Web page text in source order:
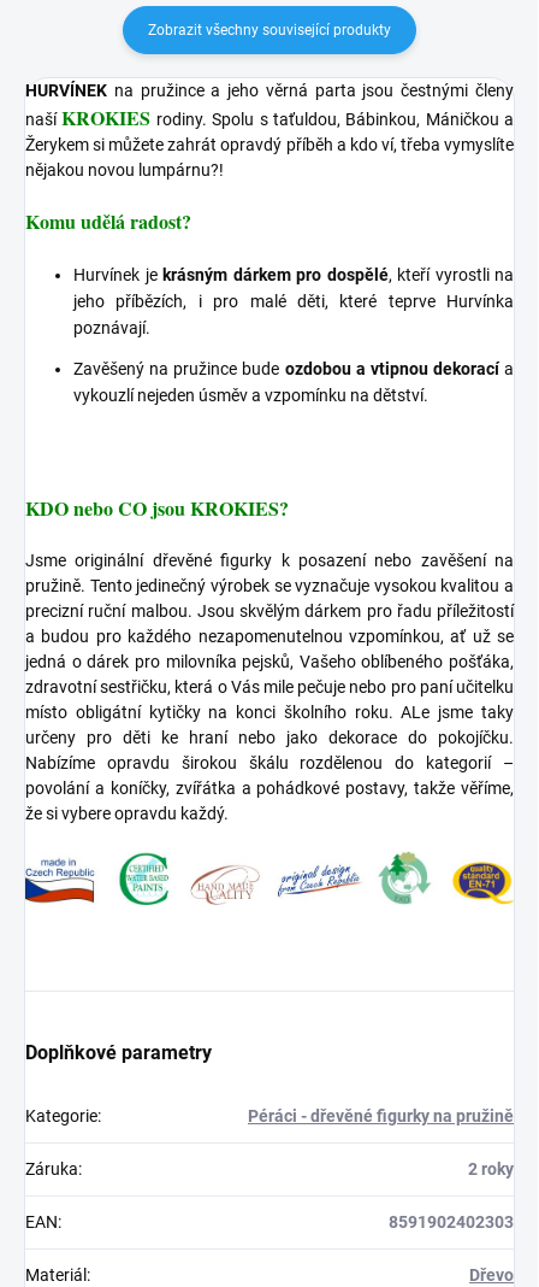
Zobrazit všechny související produkty
HURVÍNEK na pružince a jeho věrná parta jsou čestnými členy
našíKROKIES rodiny. Spolu s taťuldou, Bábinkou, Máničkou a
Žerykem si můžete zahrát opravdý příběh a kdo ví, třeba vymyslíte
nějakou novou lumpárnu?!
Komu udělá radost?
Hurvínek je krásným dárkem pro dospělé, kteří vyrostli na
jeho příbězích, i pro malé děti, které teprve Hurvínka
poznávají.
Zavěšený na pružince bude ozdobou a vtipnou dekoracía
vykouzlí nejeden úsměv a vzpomínku na dětství.
KDO nebo CO jsou KROKIES?
Jsme originální dřevěné figurky k posazení nebo zavěšení na
pružině. Tento jedinečný výrobek se vyznačuje vysokou kvalitou a
precizní ruční malbou. Jsou skvělým dárkem pro řadu příležitostí
a budou pro každého nezapomenutelnou vzpomínkou, ať už se
jedná o dárek pro milovníka pejsků, Vašeho oblíbeného pošťáka,
zdravotní sestřičku, která o Vás mile pečuje nebo pro paní učitelku
místo obligátní kytičky na konci školního roku. ALe jsme taky
určeny pro děti ke hraní nebo jako dekorace do pokojíčku.
Nabízíme opravdu širokou škálu rozdělenou do kategorií –
povolání a koníčky, zvířátka a pohádkové postavy, takže věříme,
že si vybere opravdu každý.
Doplňkové parametry
Kategorie: Péráci - dřevěné figurky na pružině
Záruka: 2 roky
EAN: 8591902402303
Materiál : Dřevo